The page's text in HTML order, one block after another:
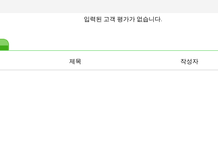
입력된 고객 평가가 없습니다.
제목 작성자